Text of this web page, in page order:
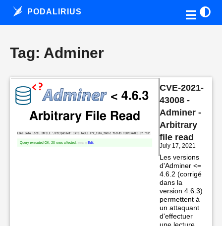
PODALIRIUS
Tag: Adminer
CVE-2021-
43008 -
Adminer -
Arbitrary
file read
July 17, 2021
Les versions
d'Adminer <=
4.6.2 (corrigé
dans la
version 4.6.3)
permettent à
un attaquant
d'effectuer